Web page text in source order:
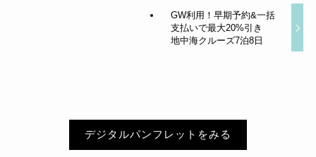
GW利用！早期予約&一括
支払いで最大20%引き
地中海クルーズ7泊8日
デジタルパンフレットをみる